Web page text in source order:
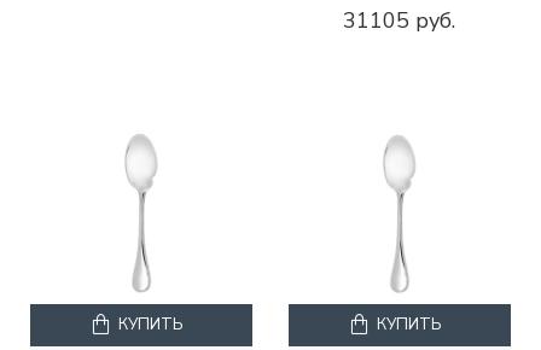
31105 руб.
КУПИТЬ КУПИТЬ